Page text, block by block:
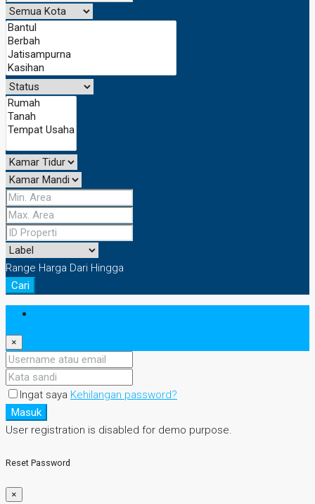
Range Harga Dari Hingga
Cari
×
Ingat saya Kehilangan password?
Masuk
User registration is disabled for demo purpose.
Reset Password
×